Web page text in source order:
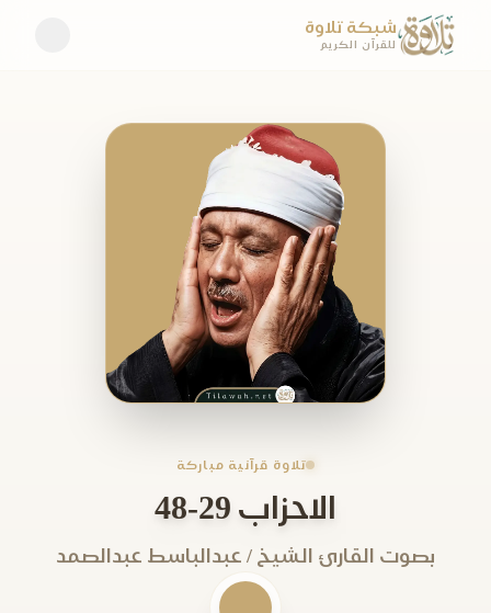
شبكة تلاوة
للقرآن الكريم
تلاوة قرآنية مباركة
الاحزاب 29-48
بصوت القارئ الشيخ / عبدالباسط عبدالصمد